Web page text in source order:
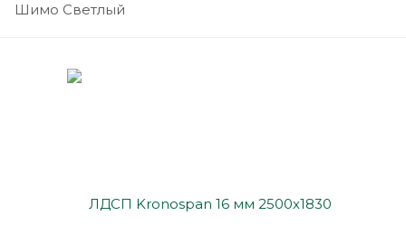
Шимо Светлый